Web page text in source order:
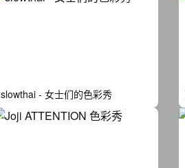
slowthai - 女士们的色彩秀